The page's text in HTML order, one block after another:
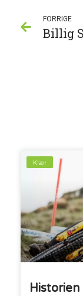
FORRIGE
Klær
Historien